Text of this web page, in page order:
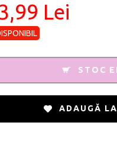
Lei
STOC
ADAUGĂ